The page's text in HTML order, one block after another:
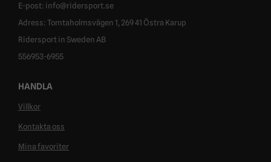
E-post: info@ridersport.se
Adress: Tomtaholmsvägen 1, 269 41 Östra Karup
Ridersport in Sweden AB
556953-6955
HANDLA
Villkor
Kontakta oss
Mina favoriter